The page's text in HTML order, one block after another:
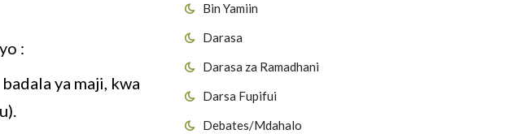
Bin Yamiin
Darasa
Darasa za Ramadhani
Darsa Fupifui
Debates/Mdahalo
:
ya maji, kwa